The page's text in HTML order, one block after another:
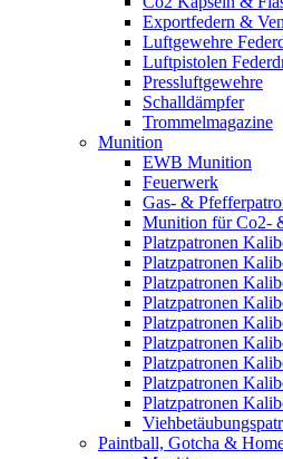
Exportfedern &
Luftgewehre
Luftpistolen
Pressluftgewehre
Schalldämpfer
Trommelmagazine
Munition
EWB Munition
Feuerwerk
Gas- &
Munition für Co2-
Platzpatronen
Platzpatronen
Platzpatronen
Platzpatronen
Platzpatronen
Platzpatronen
Platzpatronen
Platzpatronen
Platzpatronen
Paintball, Gotcha &